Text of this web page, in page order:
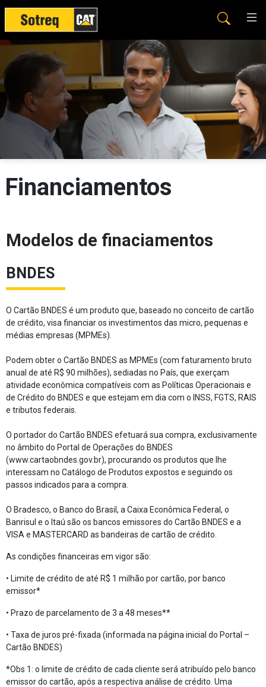
Financiamentos
Modelos de finaciamentos
BNDES
O Cartão BNDES é um produto que, baseado no conceito de cartão
de crédito, visa financiar os investimentos das micro, pequenas e
médias empresas (MPMEs).
Podem obter o Cartão BNDES as MPMEs (com faturamento bruto
anual de até R$ 90 milhões), sediadas no País, que exerçam
atividade econômica compatíveis com as Políticas Operacionais e
de Crédito do BNDES e que estejam em dia com o INSS, FGTS, RAIS
e tributos federais.
O portador do Cartão BNDES efetuará sua compra, exclusivamente
no âmbito do Portal de Operações do BNDES
(www.cartaobndes.gov.br), procurando os produtos que lhe
interessam no Catálogo de Produtos expostos e seguindo os
passos indicados para a compra.
O Bradesco, o Banco do Brasil, a Caixa Econômica Federal, o
Banrisul e o Itaú são os bancos emissores do Cartão BNDES e a
VISA e MASTERCARD as bandeiras de cartão de crédito.
As condições financeiras em vigor são:
• Limite de crédito de até R$ 1 milhão por cartão, por banco
emissor*
• Prazo de parcelamento de 3 a 48 meses**
• Taxa de juros pré-fixada (informada na página inicial do Portal –
Cartão BNDES)
*Obs 1: o limite de crédito de cada cliente será atribuído pelo banco
emissor do cartão, após a respectiva análise de crédito. Uma